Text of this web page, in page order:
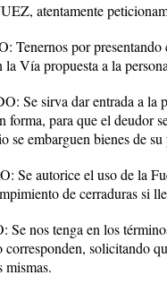
atentamente
Tenernos por
la Vía propuesta a la
Se sirva dar entrada a la
forma, para que el deudor
se embarguen bienes de
Se autorice el uso de la
de cerraduras si
Se nos tenga en los
corresponden, solicitando
mismas.